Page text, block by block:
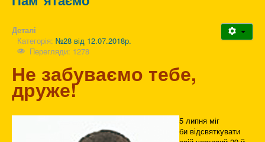
Деталі
Категорія: №28 від 12.07.2018р.
Перегляди: 1278
Не забуваємо тебе,
друже!
5 липня міг
би відсвяткувати